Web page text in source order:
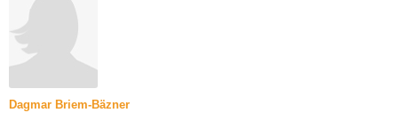
Dagmar Briem-Bäzner